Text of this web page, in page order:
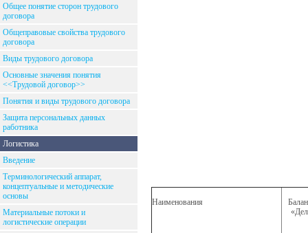
Общее понятие сторон трудового
договора
Общеправовые свойства трудового
договора
Виды трудового договора
Основные значения понятия
<<Трудовой договор>>
Понятия и виды трудового договора
Защита персональных данных
работника
Логистика
Введение
Терминологический аппарат,
концептуальные и методические
основы
Материальные потоки и
логистические операции
Наименования